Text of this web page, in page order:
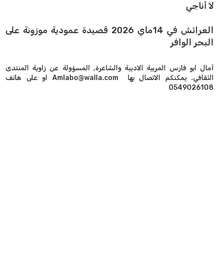
لا أناجي
العرائش في 14ماي 2026 قصيدة عمودية موزونة على
البحر الوافر
آمال ابو فارس المربية الاديبة والشاعرة, المسؤولة عن زاوية المنتدى
الثقافي. يمكنكم الاتصال بها Amlabo@walla.com او على هاتف
0549026108